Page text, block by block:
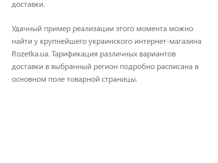
доставки.
Удачный пример реализации этого момента можно
найти у крупнейшего украинского интернет-магазина
Rozetka.ua. Тарификация различных вариантов
доставки в выбранный регион подробно расписана в
основном поле товарной страницы.